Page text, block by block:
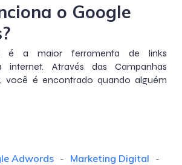
o Google
é a maior ferramenta de links
internet. Através das Campanhas
você é encontrado quando alguém
Adwords - Marketing Digital -